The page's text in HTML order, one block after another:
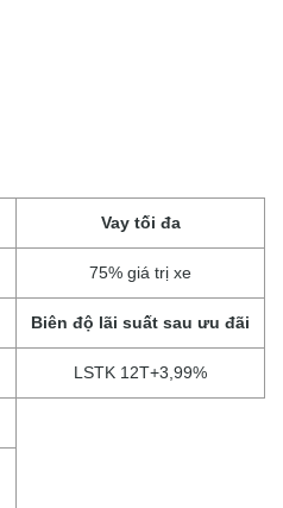
Vay tối đa
75% giá trị xe
Biên độ lãi suất sau ưu đãi
LSTK 12T+3,99%